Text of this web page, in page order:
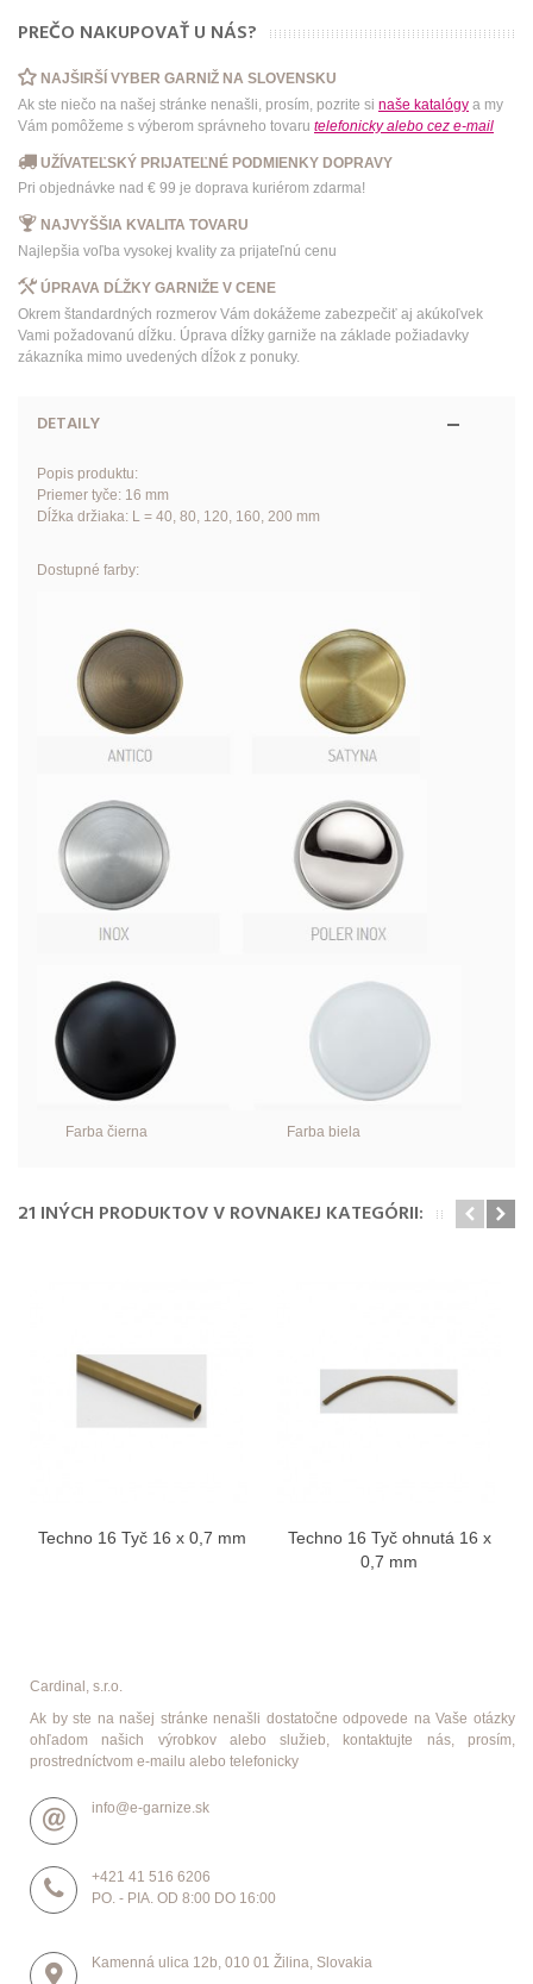
PREČO NAKUPOVAŤ U NÁS?
NAJŠIRŠÍ VYBER GARNIŽ NA SLOVENSKU
Ak ste niečo na našej stránke nenašli, prosím, pozrite si naše katalógy a my
Vám pomôžeme s výberom správneho tovaru telefonicky alebo cez e-mail
UŽÍVATEĽSKÝ PRIJATEĽNÉ PODMIENKY DOPRAVY
Pri objednávke nad € 99 je doprava kuriérom zdarma!
NAJVYŠŠIA KVALITA TOVARU
Najlepšia voľba vysokej kvality za prijateľnú cenu
ÚPRAVA DĹŽKY GARNIŽE V CENE
Okrem štandardných rozmerov Vám dokážeme zabezpečiť aj akúkoľvek
Vami požadovanú dĺžku. Úprava dĺžky garniže na základe požiadavky
zákazníka mimo uvedených dĺžok z ponuky.
DETAILY
Popis produktu:
Priemer tyče: 16 mm
Dĺžka držiaka: L = 40, 80, 120, 160, 200 mm
Dostupné farby:
Farba čierna Farba biela
21 INÝCH PRODUKTOV V ROVNAKEJ KATEGÓRII:
Techno 16 Tyč 16 x 0,7 mm
Techno 16 Tyč ohnutá 16 x
0,7 mm
Cardinal, s.r.o.
Ak by ste na našej stránke nenašli dostatočne odpovede na Vaše otázky
ohľadom našich výrobkov alebo služieb, kontaktujte nás, prosím,
prostredníctvom e-mailu alebo telefonicky
info@e-garnize.sk
+421 41 516 6206
PO. - PIA. OD 8:00 DO 16:00
Kamenná ulica 12b, 010 01 Žilina, Slovakia